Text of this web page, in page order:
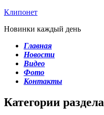
Клипонет
Новинки каждый день
Главная
Новости
Видео
Фото
Контакты
Категории раздела